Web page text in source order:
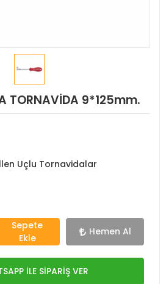
TORNAVİDA 9*125mm.
Uçlu Tornavidalar
Sepete
Ekle
Hemen Al
İLE SİPARİŞ VER